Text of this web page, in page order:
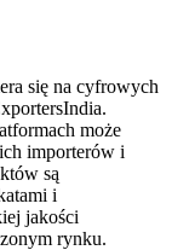
się na cyfrowych
może
importerów i
są
i
jakości
rynku.